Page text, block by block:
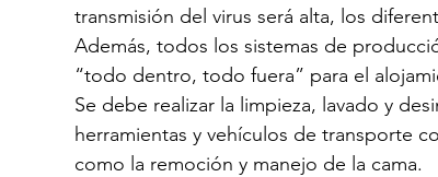
transmisión del virus será alta, los
Además, todos los sistemas de
“todo dentro, todo fuera” para el
Se debe realizar la limpieza, lavado y
herramientas y vehículos de transporte
como la remoción y manejo de la cama.